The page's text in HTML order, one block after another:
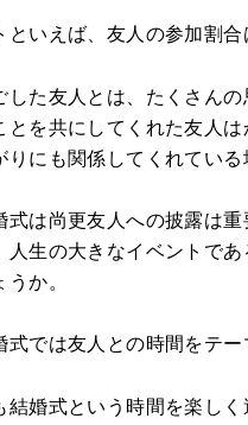
といえば、友人の参加割
した友人とは、たくさん
とを共にしてくれた友人
りにも関係してくれてい
式は尚更友人への披露は
人生の大きなイベントで
か。
式では友人との時間をテ
結婚式という時間を楽し